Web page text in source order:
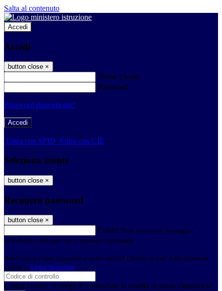
Salta al contenuto
Accedi
Accedi
button close ×
Nome Utente
Password
Password dimenticata?
-
Entra con SPID Entra con CIE
Seleziona utente
button close ×
Recupero password
button close ×
E-mail Verrà inviato un messaggio
all'indirizzo indicato con le istruzioni necessarie.
Non hai una e-mail associata al nome utente? Effettua il reset della password
tramite la Login Spaggiari
E-mail inviata, si prega di controllare la casella di posta elettronica!